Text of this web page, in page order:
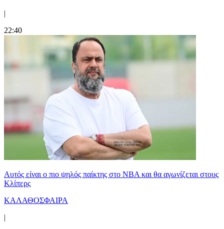
|
22:40
Αυτός είναι ο πιο ψηλός παίκτης στο NBA και θα αγωνίζεται στους
Κλίπερς
ΚΑΛΑΘΟΣΦΑΙΡΑ
|